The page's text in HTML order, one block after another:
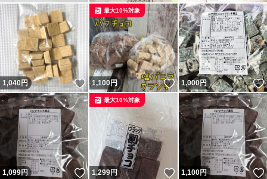
1,040 円 いいね！
1,100円 いいね！
最大10%対象
1,000円
1,099円 いいね！
1,299円 いいね！
最大10%対象
1,100円